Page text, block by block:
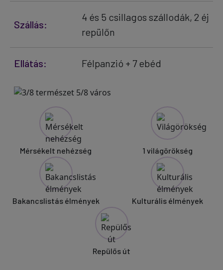
Szállás:
4 és 5 csillagos szállodák, 2 éj
repülőn
Ellátás: Félpanzió + 7 ebéd
Mérsékelt nehézség 1 világörökség
Bakancslistás élmények Kulturális élmények
Repülős út